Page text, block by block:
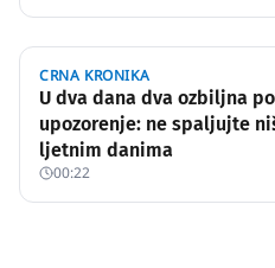
CRNA KRONIKA
U dva dana dva ozbiljna
upozorenje: ne spaljujte
ljetnim danima
00:22